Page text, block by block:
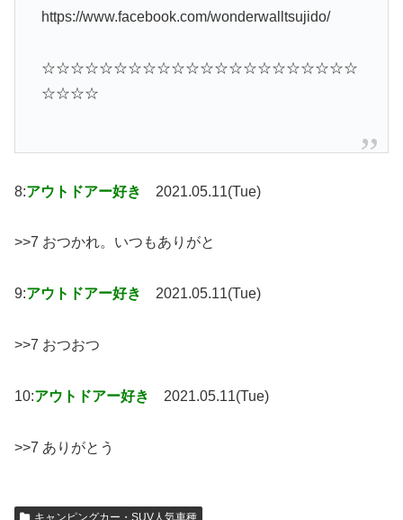
https://www.facebook.com/wonderwalltsujido/
☆☆☆☆☆☆☆☆☆☆☆☆☆☆☆☆☆☆☆☆☆☆
☆☆☆☆
8:アウトドアー好き 2021.05.11(Tue)
>>7 おつかれ。いつもありがと
9:アウトドアー好き 2021.05.11(Tue)
>>7 おつおつ
10:アウトドアー好き 2021.05.11(Tue)
>>7 ありがとう
キャンピングカー・SUV人気車種